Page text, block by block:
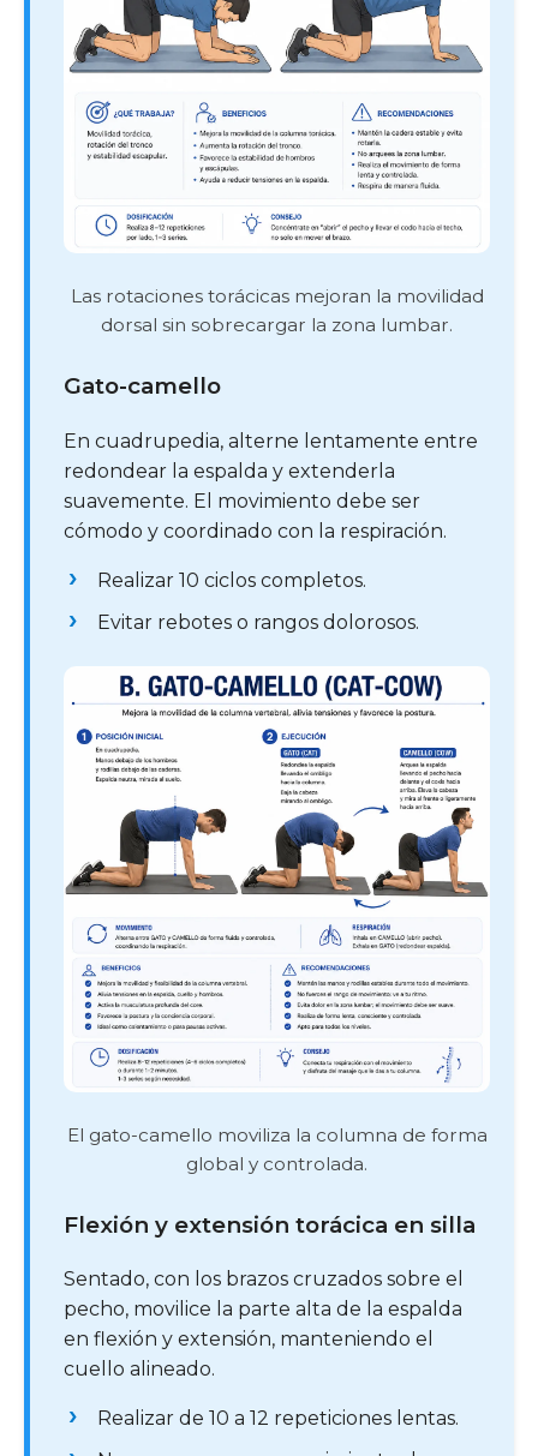
Las rotaciones torácicas mejoran la movilidad
dorsal sin sobrecargar la zona lumbar.
Gato-camello
En cuadrupedia, alterne lentamente entre
redondear la espalda y extenderla
suavemente. El movimiento debe ser
cómodo y coordinado con la respiración.
Realizar 10 ciclos completos.
Evitar rebotes o rangos dolorosos.
El gato-camello moviliza la columna de forma
global y controlada.
Flexión y extensión torácica en silla
Sentado, con los brazos cruzados sobre el
pecho, movilice la parte alta de la espalda
en flexión y extensión, manteniendo el
cuello alineado.
Realizar de 10 a 12 repeticiones lentas.